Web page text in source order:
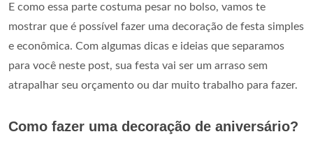
E como essa parte costuma pesar no bolso, vamos te
mostrar que é possível fazer uma decoração de festa simples
e econômica. Com algumas dicas e ideias que separamos
para você neste post, sua festa vai ser um arraso sem
atrapalhar seu orçamento ou dar muito trabalho para fazer.
Como fazer uma decoração de aniversário?